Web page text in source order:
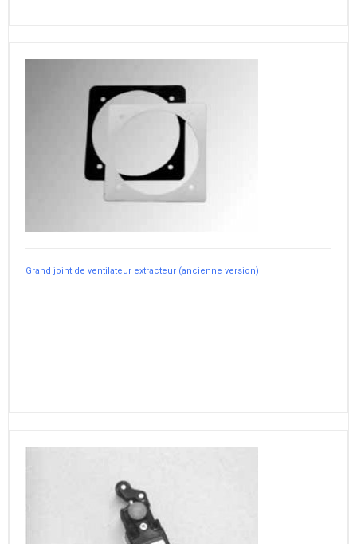
Grand joint de ventilateur extracteur (ancienne version)